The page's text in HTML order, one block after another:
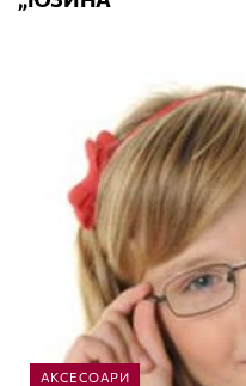
АКСЕСОАРИ